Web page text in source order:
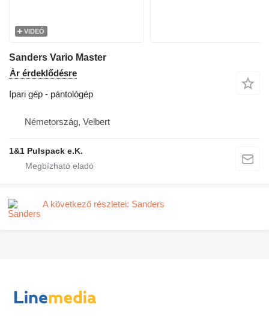
VIDEÓ
Sanders Vario Master
Ár érdeklődésre
Ipari gép - pántológép
Németország, Velbert
1&1 Pulspack e.K.
A következő részletei: Sanders